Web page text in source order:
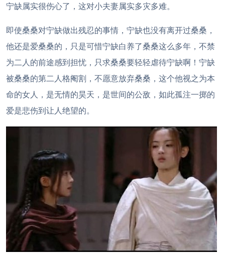
宁缺属实很伤心了，这对小夫妻属实多灾多难。
即使桑桑对宁缺做出残忍的事情，宁缺也没有离开过桑桑，
他还是爱桑桑的，只是可惜宁缺白养了桑桑这么多年，不禁
为二人的前途感到担忧，只求桑桑要轻轻虐待宁缺啊！宁缺
被桑桑的第二人格阉割，不愿意放弃桑桑，这个他视之为本
命的女人，是无情的昊天，是世间的公敌，如此孤注一掷的
爱是悲伤到让人绝望的。